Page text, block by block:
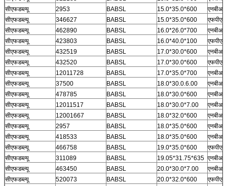
सीएफडब्ल्यू
2953 BABSL 15.0*35.0*600
एनबीआर
सीएफडब्ल्यू
346627 BABSL 15.0*35.0*600
एफपीएम
सीएफडब्ल्यू
462890 BABSL 16.0*26.0*700
एनबीआर
सीएफडब्ल्यू
423803 BABSL 16.0*40.0*100
एफपीएम
सीएफडब्ल्यू
432519 BABSL 17.0*30.0*600
एनबीआर
सीएफडब्ल्यू
432520 BABSL 17.0*30.0*600
एफपीएम
सीएफडब्ल्यू
12011728 BABSL 17.0*35.0*700
एनबीआर
सीएफडब्ल्यू
37500 BABSL 18.0*30.0.6.00
एनबीआर
सीएफडब्ल्यू
478785 BABSL 18.0*30.0*600
एनबीआर
सीएफडब्ल्यू
12011517 BABSL 18.0*30.0*7.00
एनबीआर
सीएफडब्ल्यू
12001667 BABSL 18.0*32.0*600
एनबीआर
सीएफडब्ल्यू
2957 BABSL 18.0*35.0*600
एनबीआर
सीएफडब्ल्यू
418533 BABSL 18.0*35.0*600
एनबीआर
सीएफडब्ल्यू
466758 BABSL 19.0*35.0*600
एफपीएम
सीएफडब्ल्यू
311089 BABSL 19.05*31.75*635 एनबीआर
सीएफडब्ल्यू
463450 BABSL 20.0*30.0*7.00
एनबीआर
सीएफडब्ल्यू
520073 BABSL 20.0*32.0*600
एफपीएम